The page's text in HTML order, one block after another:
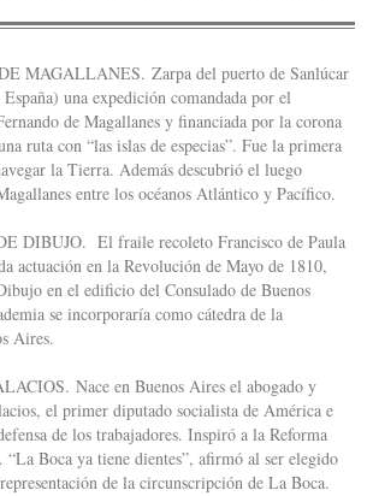
MAGALLANES. Zarpa del puerto de Sanlúcar
una expedición comandada por el
de Magallanes y financiada por la corona
ruta con “las islas de especias”. Fue la primera
la Tierra. Además descubrió el luego
entre los océanos Atlántico y Pacífico.
DIBUJO. El fraile recoleto Francisco de Paula
actuación en la Revolución de Mayo de 1810,
en el edificio del Consulado de Buenos
se incorporaría como cátedra de la
Aires.
Nace en Buenos Aires el abogado y
el primer diputado socialista de América e
de los trabajadores. Inspiró a la Reforma
Boca ya tiene dientes”, afirmó al ser elegido
de la circunscripción de La Boca.